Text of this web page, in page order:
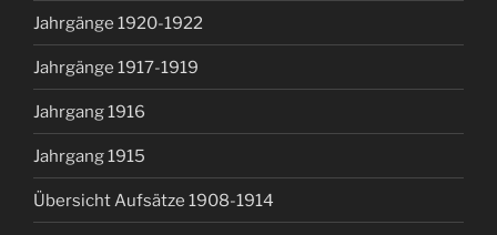
Jahrgänge 1920-1922
Jahrgänge 1917-1919
Jahrgang 1916
Jahrgang 1915
Übersicht Aufsätze 1908-1914